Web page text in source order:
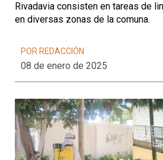
Rivadavia consisten en tareas de
en diversas zonas de la comuna.
POR REDACCIÓN
08 de enero de 2025